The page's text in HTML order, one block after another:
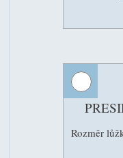
Rozměr